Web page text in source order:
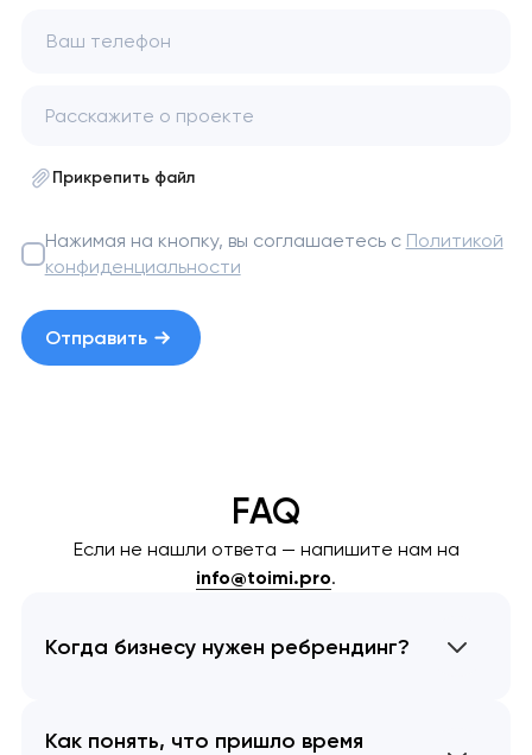
Ваш телефон
Прикрепить файл
Нажимая на кнопку, вы соглашаетесь с Политикой
конфиденциальности
Отправить
FAQ
Если не нашли ответа — напишите нам на
info@toimi.pro.
Когда бизнесу нужен ребрендинг?
Как понять, что пришло время